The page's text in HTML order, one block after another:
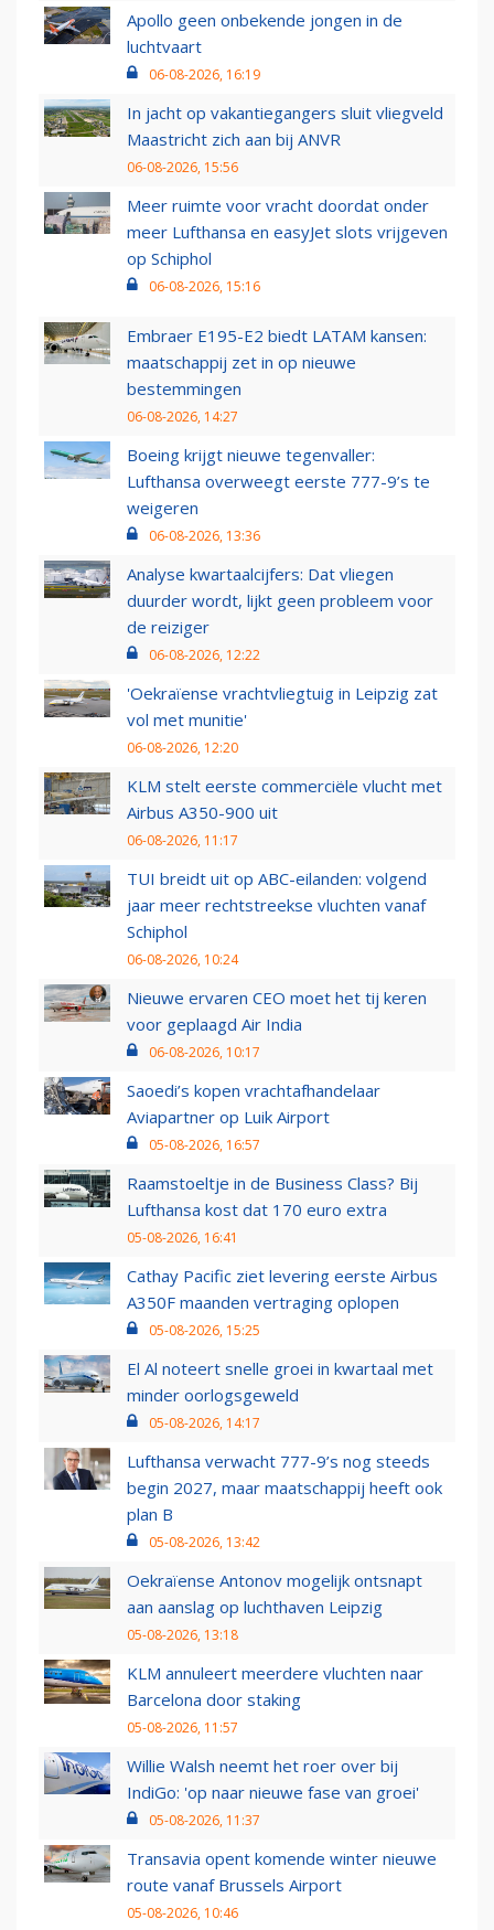
Apollo geen onbekende jongen in de
luchtvaart
06-08-2026, 16:19
In jacht op vakantiegangers sluit vliegveld
Maastricht zich aan bij ANVR
06-08-2026, 15:56
Meer ruimte voor vracht doordat onder
meer Lufthansa en easyJet slots vrijgeven
op Schiphol
06-08-2026, 15:16
Embraer E195-E2 biedt LATAM kansen:
maatschappij zet in op nieuwe
bestemmingen
06-08-2026, 14:27
Boeing krijgt nieuwe tegenvaller:
Lufthansa overweegt eerste 777-9’s te
weigeren
06-08-2026, 13:36
Analyse kwartaalcijfers: Dat vliegen
duurder wordt, lijkt geen probleem voor
de reiziger
06-08-2026, 12:22
'Oekraïense vrachtvliegtuig in Leipzig zat
vol met munitie'
06-08-2026, 12:20
KLM stelt eerste commerciële vlucht met
Airbus A350-900 uit
06-08-2026, 11:17
TUI breidt uit op ABC-eilanden: volgend
jaar meer rechtstreekse vluchten vanaf
Schiphol
06-08-2026, 10:24
Nieuwe ervaren CEO moet het tij keren
voor geplaagd Air India
06-08-2026, 10:17
Saoedi’s kopen vrachtafhandelaar
Aviapartner op Luik Airport
05-08-2026, 16:57
Raamstoeltje in de Business Class? Bij
Lufthansa kost dat 170 euro extra
05-08-2026, 16:41
Cathay Pacific ziet levering eerste Airbus
A350F maanden vertraging oplopen
05-08-2026, 15:25
El Al noteert snelle groei in kwartaal met
minder oorlogsgeweld
05-08-2026, 14:17
Lufthansa verwacht 777-9’s nog steeds
begin 2027, maar maatschappij heeft ook
plan B
05-08-2026, 13:42
Oekraïense Antonov mogelijk ontsnapt
aan aanslag op luchthaven Leipzig
05-08-2026, 13:18
KLM annuleert meerdere vluchten naar
Barcelona door staking
05-08-2026, 11:57
Willie Walsh neemt het roer over bij
IndiGo: 'op naar nieuwe fase van groei'
05-08-2026, 11:37
Transavia opent komende winter nieuwe
route vanaf Brussels Airport
05-08-2026, 10:46